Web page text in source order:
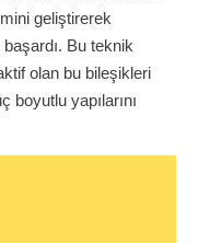
geliştirerek
başardı. Bu teknik
olan bu bileşikleri
yapılarını